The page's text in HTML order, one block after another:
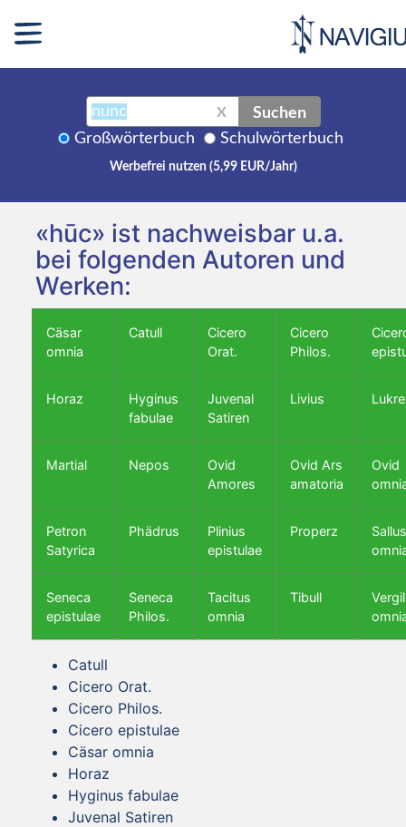
X Suchen
Großwörterbuch Schulwörterbuch
Werbefrei nutzen (5,99 EUR/Jahr)
«hūc» ist nachweisbar u.a.
bei folgenden Autoren und
Werken:
Cäsar
omnia
Catull
Cicero
Orat.
Cicero
Philos.
Horaz
Hyginus
fabulae
Juvenal
Satiren
Livius
Martial Nepos
Ovid
Amores
Ovid Ars
amatoria
Ovid
Petron
Satyrica
Phädrus
Plinius
epistulae
Properz
Seneca
epistulae
Seneca
Philos.
Tacitus
omnia
Tibull
Vergil
Catull
Cicero Orat.
Cicero Philos.
Cicero epistulae
Cäsar omnia
Horaz
Hyginus fabulae
Juvenal Satiren